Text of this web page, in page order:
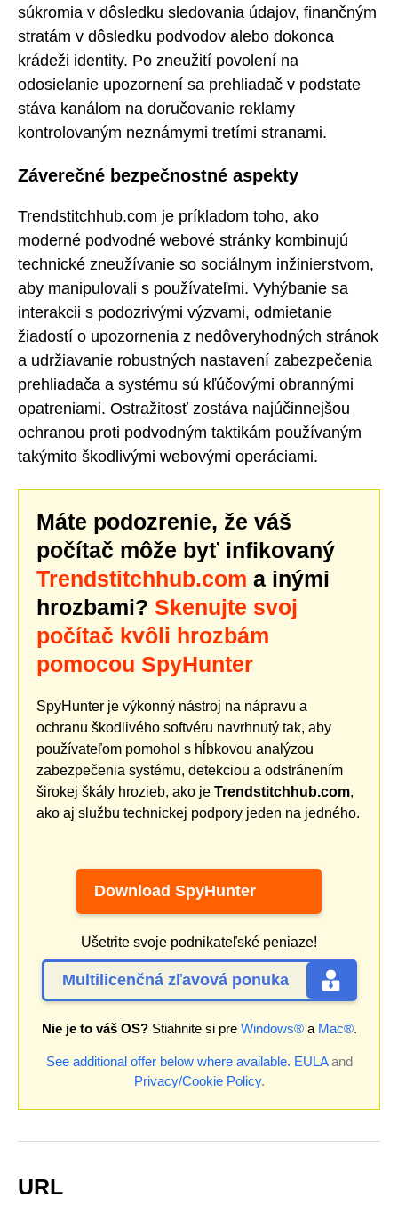
súkromia v dôsledku sledovania údajov, finančným
stratám v dôsledku podvodov alebo dokonca
krádeži identity. Po zneužití povolení na
odosielanie upozornení sa prehliadač v podstate
stáva kanálom na doručovanie reklamy
kontrolovaným neznámymi tretími stranami.
Záverečné bezpečnostné aspekty
Trendstitchhub.com je príkladom toho, ako
moderné podvodné webové stránky kombinujú
technické zneužívanie so sociálnym inžinierstvom,
aby manipulovali s používateľmi. Vyhýbanie sa
interakcii s podozrivými výzvami, odmietanie
žiadostí o upozornenia z nedôveryhodných stránok
a udržiavanie robustných nastavení zabezpečenia
prehliadača a systému sú kľúčovými obrannými
opatreniami. Ostražitosť zostáva najúčinnejšou
ochranou proti podvodným taktikám používaným
takýmito škodlivými webovými operáciami.
Máte podozrenie, že váš
počítač môže byť infikovaný
Trendstitchhub.com a inými
hrozbami? Skenujte svoj
počítač kvôli hrozbám
pomocou SpyHunter
SpyHunter je výkonný nástroj na nápravu a
ochranu škodlivého softvéru navrhnutý tak, aby
používateľom pomohol s hĺbkovou analýzou
zabezpečenia systému, detekciou a odstránením
širokej škály hrozieb, ako je Trendstitchhub.com,
ako aj službu technickej podpory jeden na jedného.
Download SpyHunter
Ušetrite svoje podnikateľské peniaze!
Multilicenčná zľavová ponuka
Nie je to váš OS?Stiahnite si pre Windows®a Mac®.
See additional offer below where available. EULAand
Privacy/Cookie Policy.
URL